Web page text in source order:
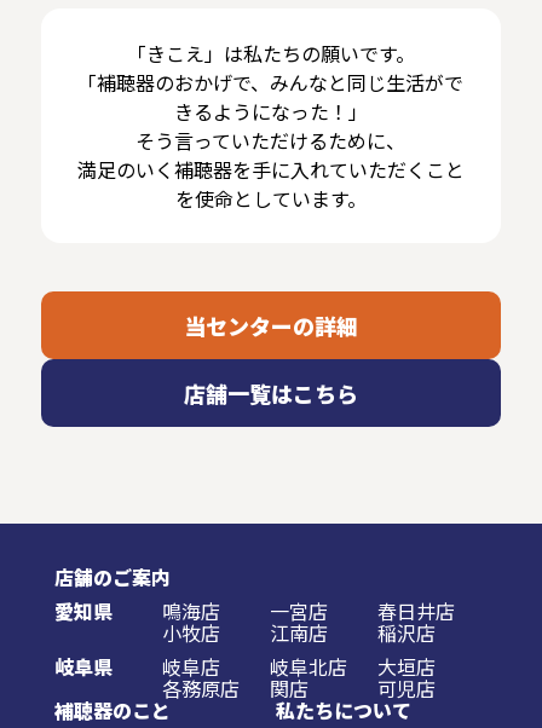
「きこえ」は私たちの願いです。
「補聴器のおかげで、みんなと同じ生活がで
きるようになった！」
そう言っていただけるために、
満足のいく補聴器を手に入れていただくこと
を使命としています。
当センターの詳細
店舗一覧はこちら
店舗のご案内
愛知県
鳴海店 一宮店 春日井店
小牧店 江南店
稲沢店
岐阜県
岐阜店 岐阜北店 大垣店
各務原店 関店 可児店
補聴器のこと
私たちについて